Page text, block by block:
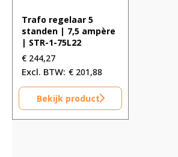
Trafo regelaar 5
standen | 7,5 ampère
| STR-1-75L22
€ 244,27
€ 201,88
Bekijk product